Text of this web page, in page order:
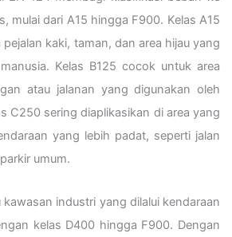
mulai dari A15 hingga F900. Kelas A15
kaki, taman, dan area hijau yang
Kelas B125 cocok untuk area
atau jalanan yang digunakan oleh
C250 sering diaplikasikan di area yang
yang lebih padat, seperti jalan
umum.
kawasan industri yang dilalui kendaraan
kelas D400 hingga F900. Dengan